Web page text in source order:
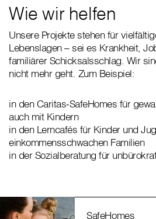
Wie wir helfen
Unsere Projekte stehen für
Lebenslagen – sei es Krankheit,
familiärer Schicksalsschlag. Wir
nicht mehr geht. Zum Beispiel:
in den Caritas-SafeHomes für
auch mit Kindern
in den Lerncafés für Kinder und
einkommensschwachen Familien
in der Sozialberatung für
SafeHomes